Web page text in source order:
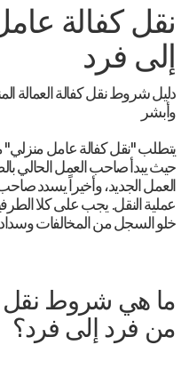
نقل كفالة
إلى فرد
وأبشر
يتطلب "نقل كفالة عامل
حيث يبدأ صاحب العمل الحالي
العمل الجديد، وأخيراً يسدد
عملية النقل. يجب على كلا
خلو السجل من المخالفات
ما هي شروط نقل
من فرد إلى فرد؟